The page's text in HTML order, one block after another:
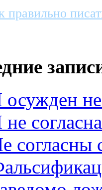
правильно
осужден
не
согласны